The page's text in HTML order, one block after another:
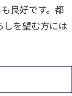
良好です。都
しを望む方には